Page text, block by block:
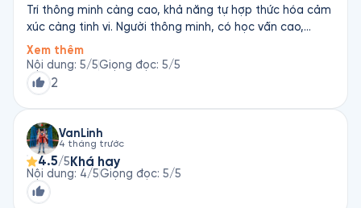
Trí thông minh càng cao, khả năng tự hợp thức hóa cảm
xúc càng tinh vi. Người thông minh, có học vấn cao,
thành công sớm… không miễn nhiễm sai lầm, mà thường
ngụy biện cho sai lầm giỏi hơn. Phút 11p40 câu hỏi tình
huống: Jack nhìn Anne. Anne nhìn George. Jack đã kết
hôn. George chưa kết hôn. Câu hỏi: Có một người đã
kết hôn đang nhìn một người chưa kết hôn không? A:
Đúng B Sai C: Chưa xác định Điều thú vị là: khi câu hỏi
này được đưa ra trực tiếp, những người tự nhận mình rất
thông minh, suy luận nhanh, logic tốt… lại hay trả lời sai.
Xem thêm
Nội dung: 5/5Giọng đọc: 5/5
2
VanLinh
4 tháng trước
4.5/5 Khá hay
Nội dung: 4/5Giọng đọc: 5/5